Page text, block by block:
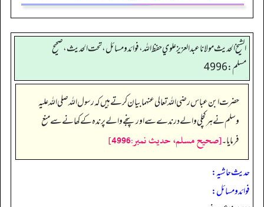
الشيخ الحديث مولانا عبدالعزيز علوي حفظ الله، فوائد و مسائل، تحت الحديث ، صحيح
مسلم: 4996
حضرت ابن عباس رضی اللہ تعالی عنہما بیان کرتے ہیں کہ رسول اللہ صلی اللہ علیہ
وسلم نے ہر کچلی والے درندے سے اور پنجے والے پرندہ کے کھانے سے منع
فرمایا۔[صحيح مسلم، حديث نمبر:4996]
حدیث حاشیہ:
فوائد ومسائل: